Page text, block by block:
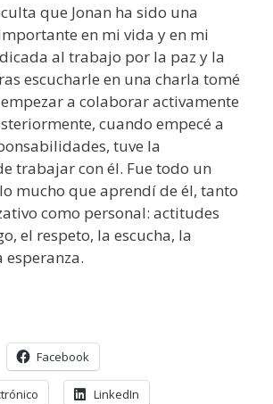
que Jonan ha sido una
en mi vida y en mi
al trabajo por la paz y la
escucharle en una charla tomé
a colaborar activamente
cuando empecé a
tuve la
trabajar con él. Fue todo un
mucho que aprendí de él, tanto
como personal: actitudes
el respeto, la escucha, la
esperanza.
Facebook
LinkedIn